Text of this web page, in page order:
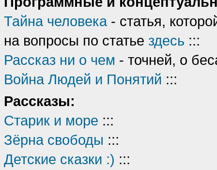
Тайна человека- статья,
на вопросы по статье здесь :::
Рассказ ни о чем - точней, о
Война Людей и Понятий :::
Рассказы:
Старик и море :::
Зёрна свободы :::
Детские сказки :) :::